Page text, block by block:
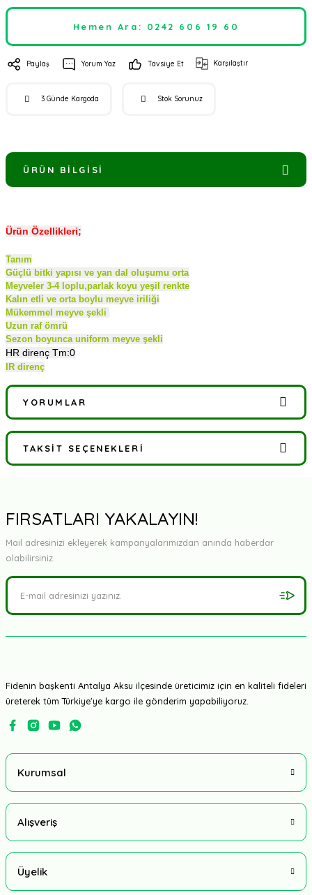
Hemen Ara: 0242 606 19 60
Paylaş Yorum Yaz Tavsiye Et Karşılaştır
3 Günde Kargoda Stok Sorunuz
ÜRÜN BILGISI
Ürün Özellikleri;
Tanım
Güçlü bitki yapısı ve yan dal oluşumu orta
Meyveler 3-4 loplu,parlak koyu yeşil renkte
Kalın etli ve orta boylu meyve iriliği
Mükemmel meyve şekli
Uzun raf ömrü
Sezon boyunca uniform meyve şekli
HR direnç Tm:0
IR direnç
YORUMLAR
Bu ürüne ilk yorumu siz yapın!
TAKSIT SEÇENEKLERI
FIRSATLARI YAKALAYIN!
Mail adresinizi ekleyerek kampanyalarımızdan anında haberdar
olabilirsiniz.
Fidenin başkenti Antalya Aksu ilçesinde üreticimiz için en kaliteli fideleri
üreterek tüm Türkiye'ye kargo ile gönderim yapabiliyoruz.
Kurumsal
Alışveriş
Üyelik